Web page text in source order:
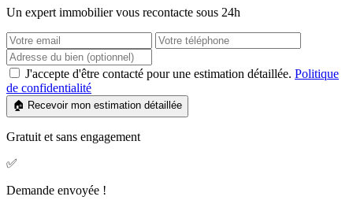
Un expert immobilier vous recontacte sous 24h
J'accepte d'être contacté pour une estimation détaillée. Politique
de confidentialité
🏠 Recevoir mon estimation détaillée
Gratuit et sans engagement
✅
Demande envoyée !